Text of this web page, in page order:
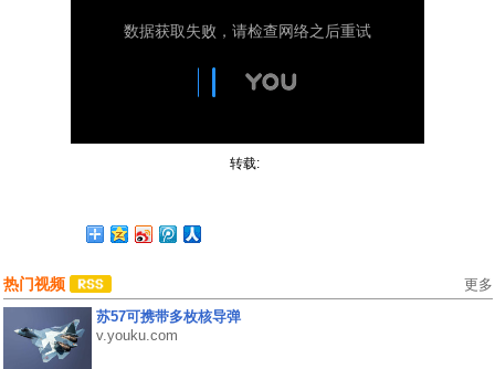
转载:
热门视频 更多
苏57可携带多枚核导弹
v.youku.com